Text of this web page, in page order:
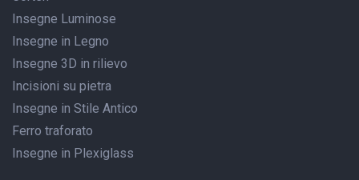
Insegne Luminose
Insegne in Legno
Insegne 3D in rilievo
Incisioni su pietra
Insegne in Stile Antico
Ferro traforato
Insegne in Plexiglass